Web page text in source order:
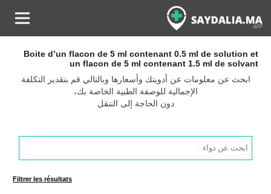
Boite d’un flacon de 5 ml contenant 0.5 ml de solution et
un flacon de 5 ml contenant 1.5 ml de solvant
ابحث عن معلومات عن أدويتك وأسعارها وبالتالي قم بتقدير التكلفة
الإجمالية للوصفة الطبية الخاصة بك،
دون الحاجة إلى التنقل
Products
search
Filtrer les résultats